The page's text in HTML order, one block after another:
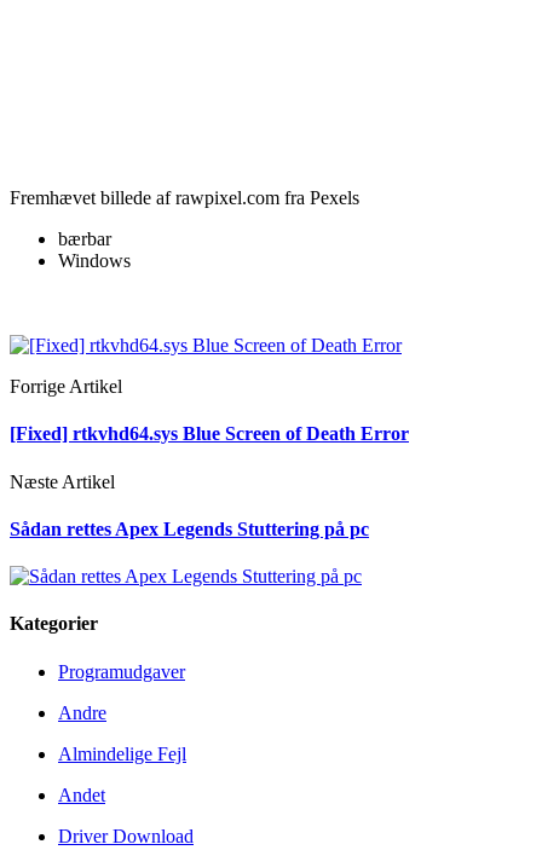
Fremhævet billede afrawpixel.com fra Pexels
bærbar
Windows
Forrige Artikel
[Fixed] rtkvhd64.sys Blue Screen of Death Error
Næste Artikel
Sådan rettes Apex Legends Stuttering på pc
Kategorier
Programudgaver
Andre
Almindelige Fejl
Andet
Driver Download